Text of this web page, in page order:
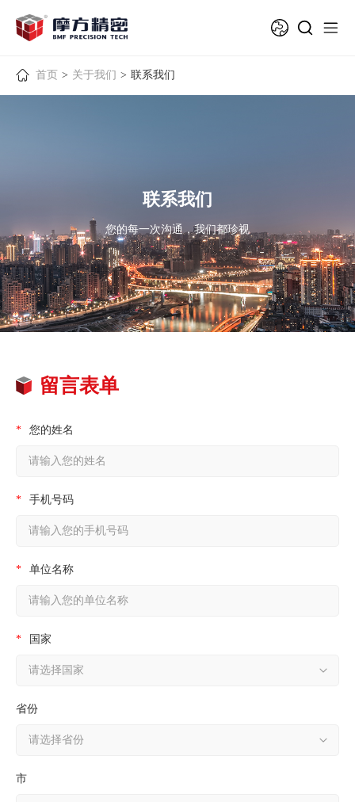
首页 > 关于我们 > 联系我们
联系我们
您的每一次沟通，我们都珍视
留言表单
* 您的姓名
* 手机号码
* 单位名称
* 国家
省份
市